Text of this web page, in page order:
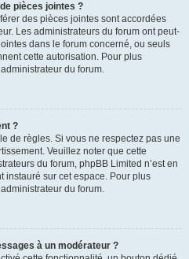
pièces jointes ?
des pièces jointes sont accordées
Les administrateurs du forum ont peut-
dans le forum concerné, ou seuls
cette autorisation. Pour plus
du forum.
?
de règles. Si vous ne respectez pas une
Veuillez noter que cette
du forum, phpBB Limited n’est en
instauré sur cet espace. Pour plus
du forum.
à un modérateur ?